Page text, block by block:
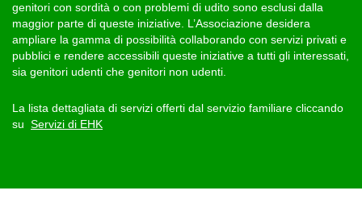
genitori con sordità o con problemi di udito sono esclusi dalla
maggior parte di queste iniziative. L’Associazione desidera
ampliare la gamma di possibilità collaborando con servizi privati e
pubblici e rendere accessibili queste iniziative a tutti gli interessati,
sia genitori udenti che genitori non udenti.
La lista dettagliata di servizi offerti dal servizio familiare cliccando
su Servizi di EHK